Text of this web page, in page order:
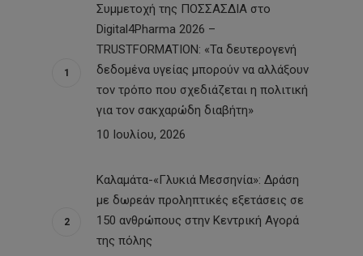
Συμμετοχή της ΠΟΣΣΑΣΔΙΑ στο
Digital4Pharma 2026 –
TRUSTFORMATION: «Τα δευτερογενή
δεδομένα υγείας μπορούν να αλλάξουν
τον τρόπο που σχεδιάζεται η πολιτική
για τον σακχαρώδη διαβήτη»
10 Ιουλίου, 2026
Καλαμάτα-«Γλυκιά Μεσσηνία»: Δράση
με δωρεάν προληπτικές εξετάσεις σε
150 ανθρώπους στην Κεντρική Αγορά
της πόλης